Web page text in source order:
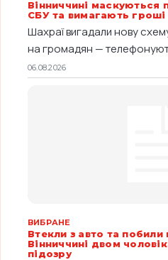
Вінниччині маскуються
СБУ та вимагають гроші
Шахраї вигадали нову
на громадян — телефонують
06.08.2026
ВИБРАНЕ
Втекли з авто та
Вінниччині двом
підозру